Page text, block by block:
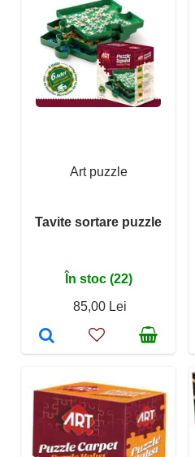
Art puzzle
Tavite sortare puzzle
În stoc (22)
85,00 Lei